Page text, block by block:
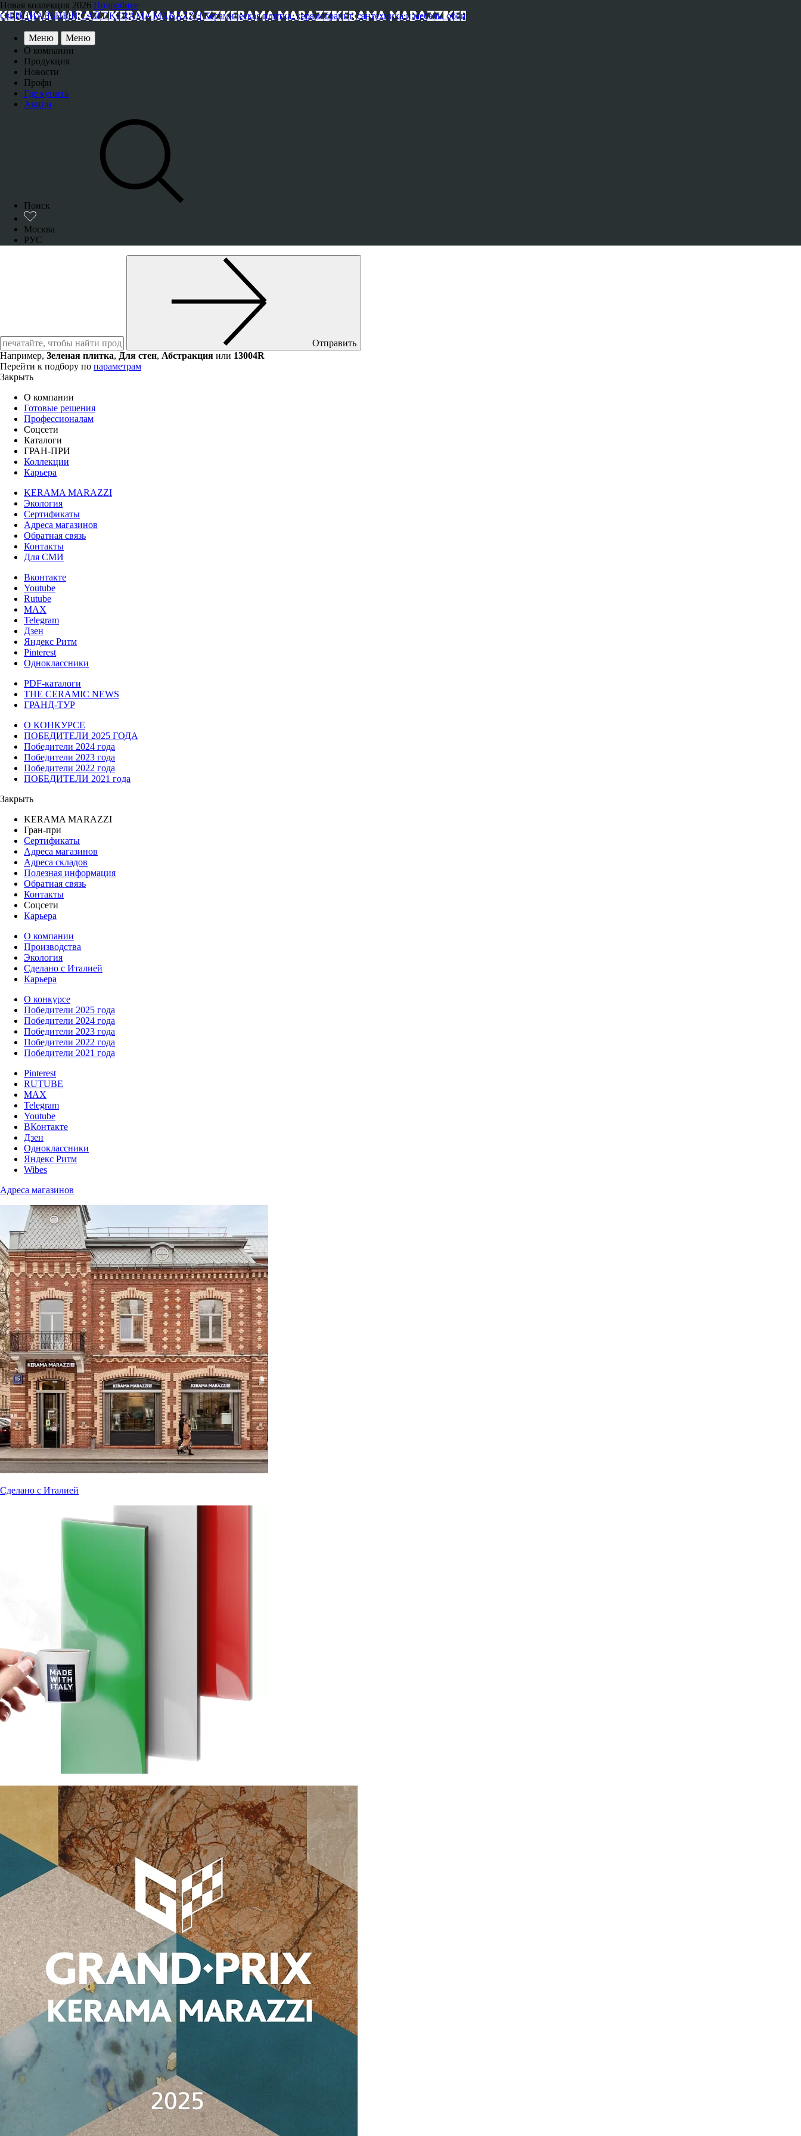
Новая коллекция 2026 Подробнее
ОФИЦИАЛЬНЫЙ САЙТ KERAMA MARAZZI | Керамическая плитка, керамогранит, сантехника и мебель, обои
Меню
Меню
О компании
Продукция
Новости
Профи
Где купить
Акции
Поиск
Москва
РУС
Отправить
Например, Зеленая плитка, Для стен, Абстракция или 13004R
Перейти к подбору по параметрам
Закрыть
О компании
Готовые решения
Профессионалам
Соцсети
Каталоги
ГРАН-ПРИ
Коллекции
Карьера
KERAMA MARAZZI
Экология
Сертификаты
Адреса магазинов
Обратная связь
Контакты
Для СМИ
Вконтакте
Youtube
Rutube
MAX
Telegram
Дзен
Яндекс Ритм
Pinterest
Одноклассники
PDF-каталоги
THE CERAMIC NEWS
ГРАНД-ТУР
О КОНКУРСЕ
ПОБЕДИТЕЛИ 2025 ГОДА
Победители 2024 года
Победители 2023 года
Победители 2022 года
ПОБЕДИТЕЛИ 2021 года
Закрыть
KERAMA MARAZZI
Гран-при
Сертификаты
Адреса магазинов
Адреса складов
Полезная информация
Обратная связь
Контакты
Соцсети
Карьера
О компании
Производства
Экология
Сделано с Италией
Карьера
О конкурсе
Победители 2025 года
Победители 2024 года
Победители 2023 года
Победители 2022 года
Победители 2021 года
Pinterest
RUTUBE
MAX
Telegram
Youtube
ВКонтакте
Дзен
Одноклассники
Яндекс Ритм
Wibes
Адреса магазинов
Сделано с Италией